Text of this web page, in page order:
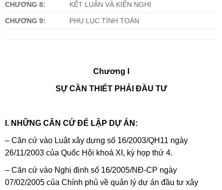
CHƯƠNG 8: KẾT LUẬN VÀ KIẾN NGHỊ
CHƯƠNG 9: PHỤ LỤC TÍNH TOÁN
Chương I
SỰ CẦN THIẾT PHẢI ĐẦU TƯ
I.NHỮNG CĂN CỨ ĐỂ LẬP DỰ ÁN:
– Căn cứ vào Luật xây dựng số 16/2003/QH11 ngày
26/11/2003 của Quốc Hội khoá XI, kỳ họp thứ 4.
– Căn cứ vào Nghị định số 16/2005/NĐ-CP ngày
07/02/2005 của Chính phủ về quản lý dự án đầu tư xây